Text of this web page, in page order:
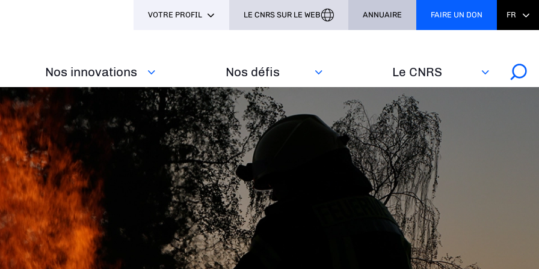
Nos innovations Nos défis‎ Le CNRS
VOTRE PROFIL LE CNRS SUR LE WEB ANNUAIRE FAIRE UN DON FR